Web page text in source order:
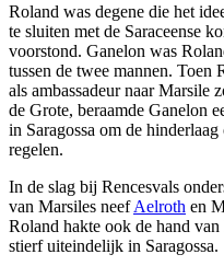
Roland was degene die het
te sluiten met de Saraceense
voorstond. Ganelon was
tussen de twee mannen. Toen
als ambassadeur naar Marsile
de Grote, beraamde Ganelon
in Saragossa om de
regelen.
In de slag bij Rencesvals
van Marsiles neefAelroth en
Roland hakte ook de hand
stierf uiteindelijk in Saragossa.